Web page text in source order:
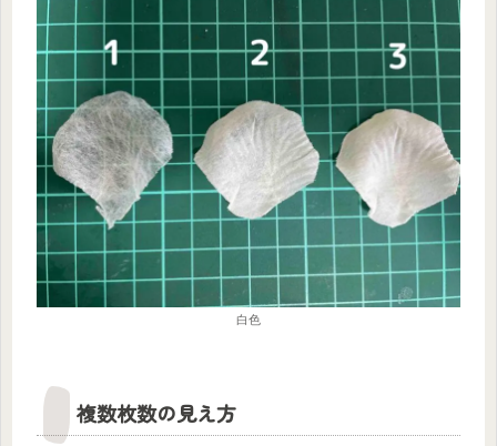
白色
複数枚数の見え方